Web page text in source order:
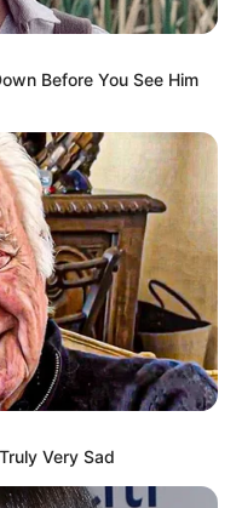
MuTif Corp, Sahati
Before You See Him
Very Sad